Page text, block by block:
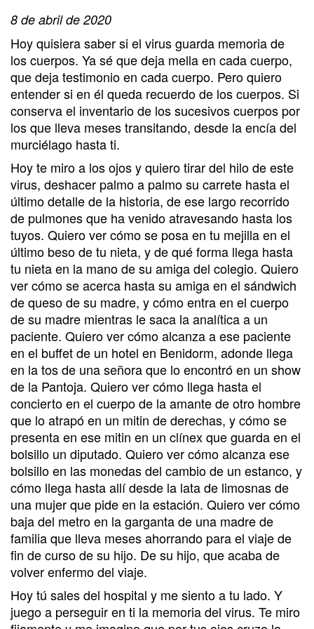
8 de abril de 2020
Hoy quisiera saber si el virus guarda memoria de
los cuerpos. Ya sé que deja mella en cada cuerpo,
que deja testimonio en cada cuerpo. Pero quiero
entender si en él queda recuerdo de los cuerpos. Si
conserva el inventario de los sucesivos cuerpos por
los que lleva meses transitando, desde la encía del
murciélago hasta ti.
Hoy te miro a los ojos y quiero tirar del hilo de este
virus, deshacer palmo a palmo su carrete hasta el
último detalle de la historia, de ese largo recorrido
de pulmones que ha venido atravesando hasta los
tuyos. Quiero ver cómo se posa en tu mejilla en el
último beso de tu nieta, y de qué forma llega hasta
tu nieta en la mano de su amiga del colegio. Quiero
ver cómo se acerca hasta su amiga en el sándwich
de queso de su madre, y cómo entra en el cuerpo
de su madre mientras le saca la analítica a un
paciente. Quiero ver cómo alcanza a ese paciente
en el buffet de un hotel en Benidorm, adonde llega
en la tos de una señora que lo encontró en un show
de la Pantoja. Quiero ver cómo llega hasta el
concierto en el cuerpo de la amante de otro hombre
que lo atrapó en un mitin de derechas, y cómo se
presenta en ese mitin en un clínex que guarda en el
bolsillo un diputado. Quiero ver cómo alcanza ese
bolsillo en las monedas del cambio de un estanco, y
cómo llega hasta allí desde la lata de limosnas de
una mujer que pide en la estación. Quiero ver cómo
baja del metro en la garganta de una madre de
familia que lleva meses ahorrando para el viaje de
fin de curso de su hijo. De su hijo, que acaba de
volver enfermo del viaje.
Hoy tú sales del hospital y me siento a tu lado. Y
juego a perseguir en ti la memoria del virus. Te miro